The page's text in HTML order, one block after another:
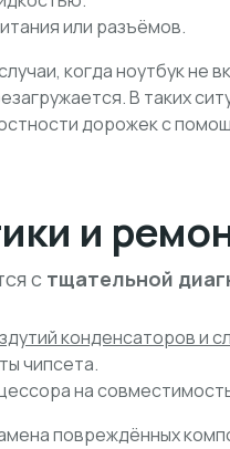
или разъёмов.
когда ноутбук не
В таких
дорожек с
и
с тщательной
конденсаторов и
чипсета.
на
повреждённых